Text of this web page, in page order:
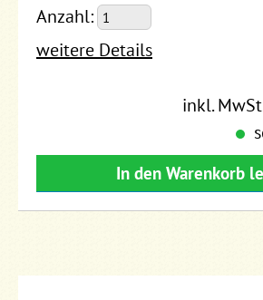
Anzahl:
weitere Details
inkl.
In den Warenkorb